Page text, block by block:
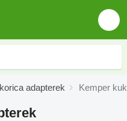
adapterek Kemper